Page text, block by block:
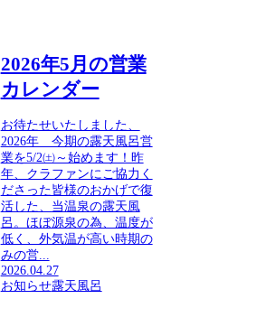
2026年5月の営業
カレンダー
お待たせいたしました、
2026年 今期の露天風呂営
業を5/2㈯～始めます！昨
年、クラファンにご協力く
ださった皆様のおかげで復
活した、当温泉の露天風
呂。ほぼ源泉の為、温度が
低く、外気温が高い時期の
みの営...
2026.04.27
お知らせ露天風呂